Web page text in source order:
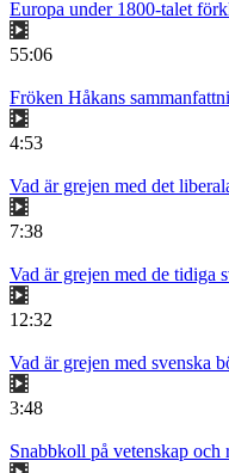
Europa under 1800-talet
55:06
Fröken Håkans
4:53
Vad är grejen med det
7:38
Vad är grejen med de tidiga
12:32
Vad är grejen med svenska
3:48
Snabbkoll på vetenskap och